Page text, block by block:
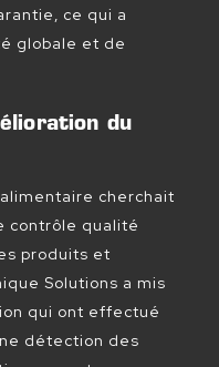
ce qui a
globale et de
du
cherchait
contrôle qualité
produits et
Solutions a mis
qui ont effectué
détection des